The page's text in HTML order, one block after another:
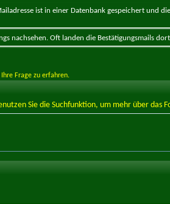
ist in einer Datenbank gespeichert und
nachsehen. Oft landen die Bestätigungsmails
Frage zu erfahren.
Sie die Suchfunktion, um mehr über das